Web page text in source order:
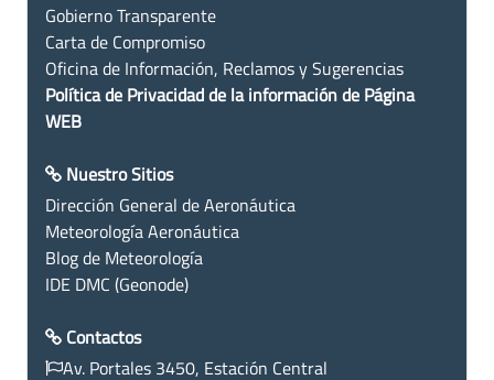
Gobierno Transparente
Carta de Compromiso
Oficina de Información, Reclamos y Sugerencias
Política de Privacidad de la información de Página
WEB
Nuestro Sitios
Dirección General de Aeronáutica
Meteorología Aeronáutica
Blog de Meteorología
IDE DMC (Geonode)
Contactos
Av. Portales 3450, Estación Central